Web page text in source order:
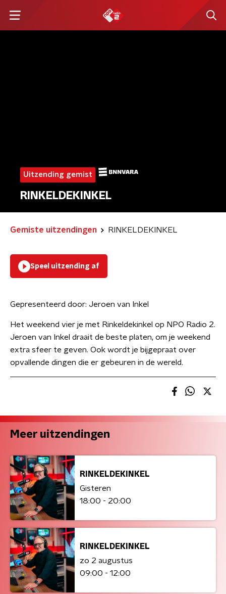
Uitzending gemist
RINKELDEKINKEL
Gemiste uitzendingen RINKELDEKINKEL
Speel uitzending af
Gepresenteerd door: Jeroen van Inkel
Het weekend vier je met Rinkeldekinkel op NPO Radio 2.
Jeroen van Inkel draait de beste platen, om je weekend
extra sfeer te geven. Ook wordt je bijgepraat over
opvallende dingen die er gebeuren in de wereld.
Meer uitzendingen
RINKELDEKINKEL
Gisteren
18:00 - 20:00
RINKELDEKINKEL
zo 2 augustus
09:00 - 12:00